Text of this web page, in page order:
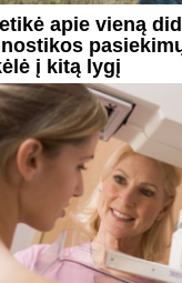
apie vieną
į kitą lygį